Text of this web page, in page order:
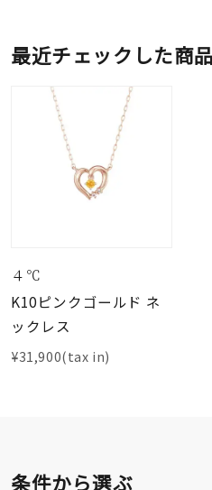
最近チェックした商品
４℃
K10ピンクゴールド ネ
ックレス
¥31,900(tax in)
条件から選ぶ